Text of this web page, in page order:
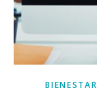
BIENESTAR